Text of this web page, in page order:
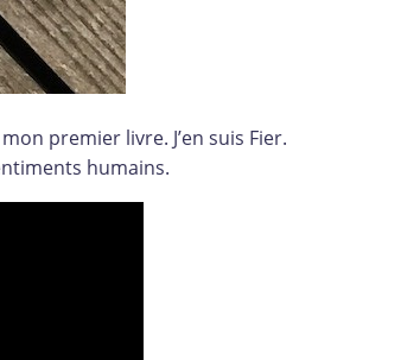
premier livre. J’en suis Fier.
humains.